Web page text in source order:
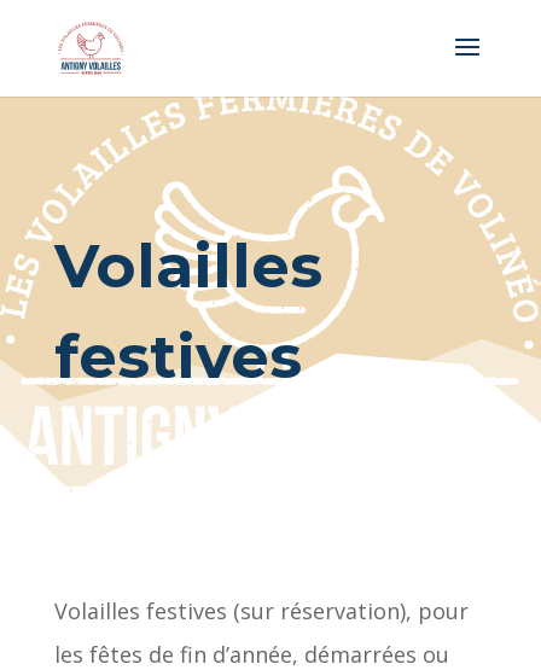
Volailles
festives
Volailles festives (sur réservation), pour
les fêtes de fin d’année, démarrées ou